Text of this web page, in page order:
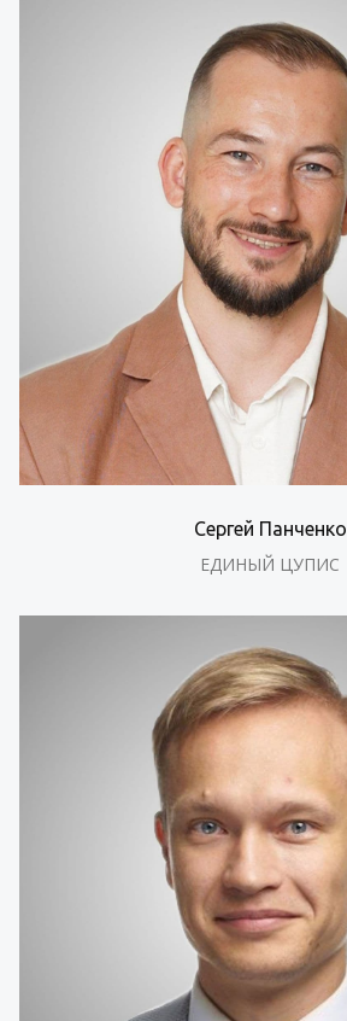
Сергей Панченко
ЕДИНЫЙ ЦУПИС